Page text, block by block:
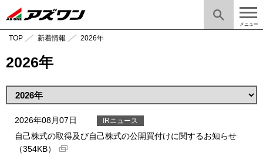
メニュー
TOP 新着情報 2026年
2026年
2026年08月07日 IRニュース
自己株式の取得及び自己株式の公開買付けに関するお知らせ
（354KB）